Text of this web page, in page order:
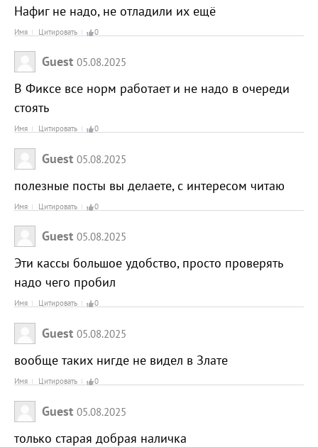
Нафиг не надо, не отладили их ещё
Имя Цитировать 0
Guest 05.08.2025
В Фиксе все норм работает и не надо в очереди
стоять
Имя Цитировать 0
Guest 05.08.2025
полезные посты вы делаете, с интересом читаю
Имя Цитировать 0
Guest 05.08.2025
Эти кассы большое удобство, просто проверять
надо чего пробил
Имя Цитировать 0
Guest 05.08.2025
вообще таких нигде не видел в Злате
Имя Цитировать 0
Guest 05.08.2025
только старая добрая наличка